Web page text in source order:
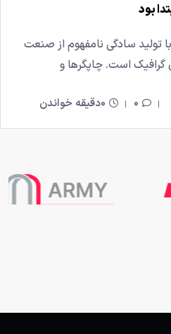
بود
تولید سادگی نامفهوم از صنعت
گرافیک است. چاپگرها و
0 0دقیقه خواندن